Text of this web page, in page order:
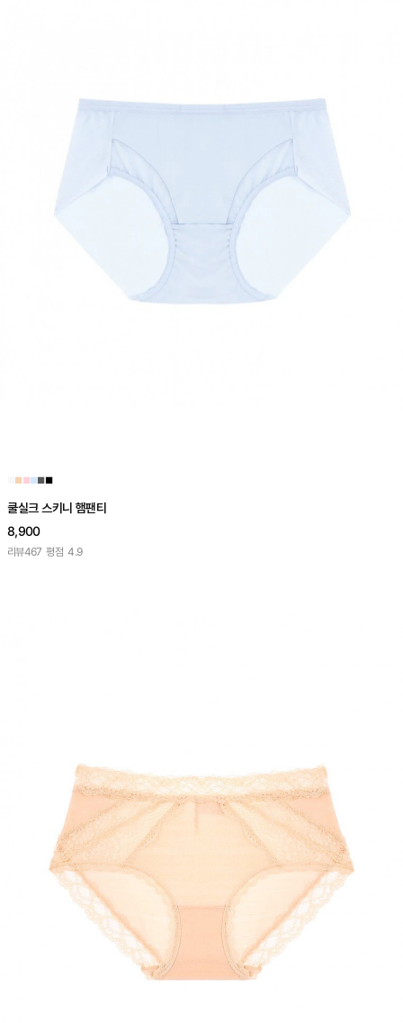
■■■■■
쿨실크 스키니 햄팬티
8,900
리뷰467 평점 4.9